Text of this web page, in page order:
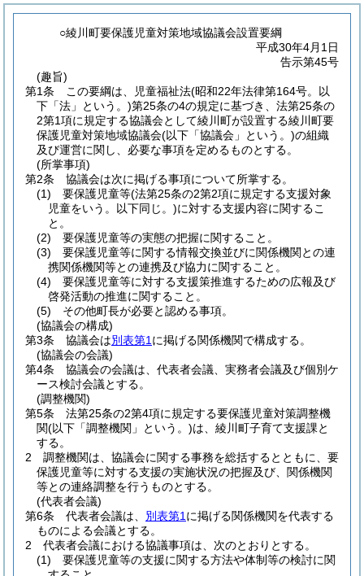
○綾川町要保護児童対策地域協議会設置要綱
平成30年4月1日
告示第45号
(趣旨)
第1条
この要綱は、児童福祉法(昭和22年法律第164号。以
下「法」という。)第25条の4の規定に基づき、法第25条の
2第1項に規定する協議会として綾川町が設置する綾川町要
保護児童対策地域協議会(以下「協議会」という。)の組織
及び運営に関し、必要な事項を定めるものとする。
(所掌事項)
第2条
協議会は次に掲げる事項について所掌する。
(1)
要保護児童等(法第25条の2第2項に規定する支援対象
児童をいう。以下同じ。)に対する支援内容に関するこ
と。
(2)
要保護児童等の実態の把握に関すること。
(3)
要保護児童等に関する情報交換並びに関係機関との連
携関係機関等との連携及び協力に関すること。
(4)
要保護児童等に対する支援策推進するための広報及び
啓発活動の推進に関すること。
(5)
その他町長が必要と認める事項。
(協議会の構成)
第3条
協議会は別表第1 に掲げる関係機関で構成する。
(協議会の会議)
第4条
協議会の会議は、代表者会議、実務者会議及び個別ケ
ース検討会議とする。
(調整機関)
第5条
法第25条の2第4項に規定する要保護児童対策調整機
関(以下「調整機関」という。)は、綾川町子育て支援課と
する。
2
調整機関は、協議会に関する事務を総括するとともに、要
保護児童等に対する支援の実施状況の把握及び、関係機関
等との連絡調整を行うものとする。
(代表者会議)
第6条
代表者会議は、 別表第1 に掲げる関係機関を代表する
ものによる会議とする。
2
代表者会議における協議事項は、次のとおりとする。
(1)
要保護児童等の支援に関する方法や体制等の検討に関